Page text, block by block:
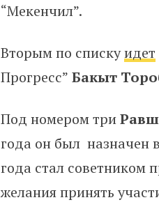
“Мекенчил”.
Вторым по спискуидет
Прогресс” Бакыт
Под номером три
года он был назначен
года стал советником
желания принять